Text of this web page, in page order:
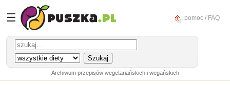
☰ pomoc / FAQ
Archiwum przepisów wegetariańskich i wegańskich